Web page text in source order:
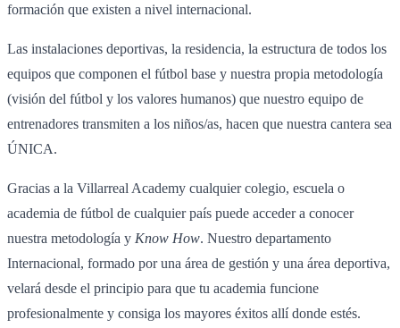
formación que existen a nivel internacional.
Las instalaciones deportivas, la residencia, la estructura de todos los
equipos que componen el fútbol base y nuestra propia metodología
(visión del fútbol y los valores humanos) que nuestro equipo de
entrenadores transmiten a los niños/as, hacen que nuestra cantera sea
ÚNICA.
Gracias a la Villarreal Academy cualquier colegio, escuela o
academia de fútbol de cualquier país puede acceder a conocer
nuestra metodología y Know How. Nuestro departamento
Internacional, formado por una área de gestión y una área deportiva,
velará desde el principio para que tu academia funcione
profesionalmente y consiga los mayores éxitos allí donde estés.